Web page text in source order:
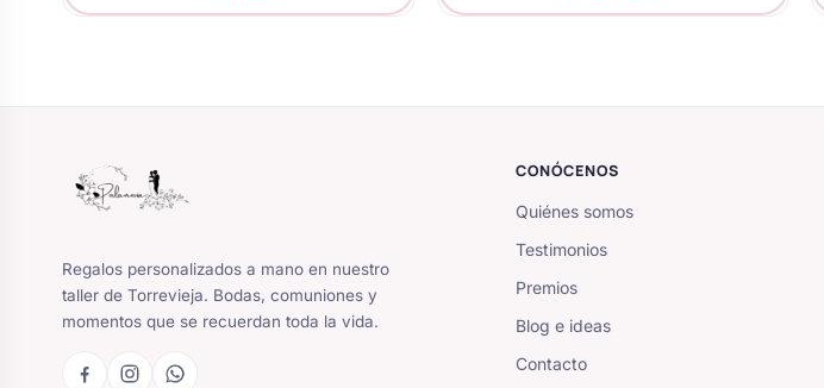
Regalos personalizados a mano en nuestro
taller de Torrevieja. Bodas, comuniones y
momentos que se recuerdan toda la vida.
CONÓCENOS
Quiénes somos
Testimonios
Premios
Blog e ideas
Contacto